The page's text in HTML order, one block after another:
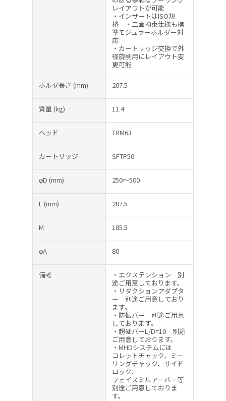
レイアウトが可能
・インサートはISO規
格 ・二面拘束仕様も標
準モジュラーホルダー対
応
・カートリッジ交換で外
径旋削用にレイアウト変
更可能
ホルダ長さ (mm) 207.5
質量(kg) 11.4
ヘッド TRM63
カートリッジ SFTP50
φD (mm) 250～500
L (mm) 207.5
M 185.5
φA 80
備考
・エクステンション 別
途ご用意しております。
・リダクションアダプタ
ー 別途ご用意しており
ます。
・防振バー 別途ご用意
しております。
・超硬バーL/D=10 別途
ご用意しております。
・MHDシステムには
コレットチャック、ミー
リングチャック、サイド
ロック、
フェイスミルアーバー等
別途ご用意しておりま
す。